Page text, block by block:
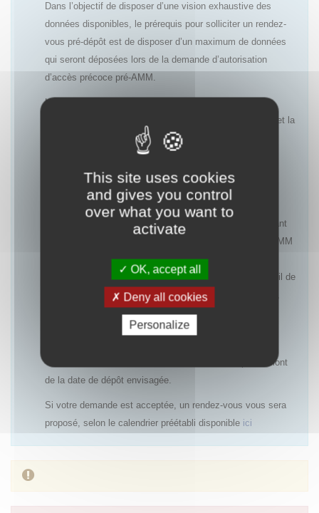
This site uses cookies
and gives you control
over what you want to
activate
OK, accept all
Deny all cookies
Personalize
Dans l’objectif de disposer d’une vision exhaustive des
données disponibles, le prérequis pour solliciter un rendez-
vous pré-dépôt est de disposer d’un maximum de données
qui seront déposées lors de la demande d’autorisation
d’accès précoce pré-AMM.
L’objectif de ces rendez-vous est de permettre aux
laboratoires d’anticiper au mieux l’évaluation de l’ANSM et la
décision de la HAS ainsi que le choix des données à
recueillir dans le cadre du PUT-RD afin de répondre aux
attentes des deux agences.
Les rendez-vous pourront être refusés notamment :
- pour une première demande d’accès précoce concernant
une indication ayant une AMM ou un avis favorable à l’AMM
(centralisée ou nationale), dans la mesure où le rapport
bénéfice/risques est déjà établi et qu’un PUT avec recueil de
données cliniques ne sera pas systématiquement requis,
- si un accès précoce antérieur a été refusé et qu’aucun
nouvel élément n’est disponible,
- si la demande de rendez-vous est réalisée trop en amont
de la date de dépôt envisagée.
Si votre demande est acceptée, un rendez-vous vous sera
proposé, selon le calendrier préétabli disponible ici